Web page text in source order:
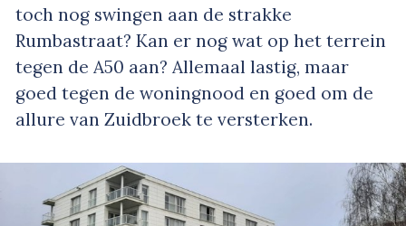
toch nog swingen aan de strakke
Rumbastraat? Kan er nog wat op het terrein
tegen de A50 aan? Allemaal lastig, maar
goed tegen de woningnood en goed om de
allure van Zuidbroek te versterken.